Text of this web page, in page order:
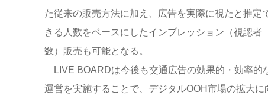
た従来の販売方法に加え、広告を実際に視たと推定
きる人数をベースにしたインプレッション（視認者
数）販売も可能となる。
LIVE BOARDは今後も交通広告の効果的・効率的
運営を実施することで、デジタルOOH市場の拡大